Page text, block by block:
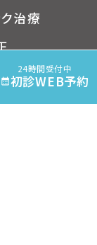
治療
ートメント
治療
24時間受付中
初診WEB予約